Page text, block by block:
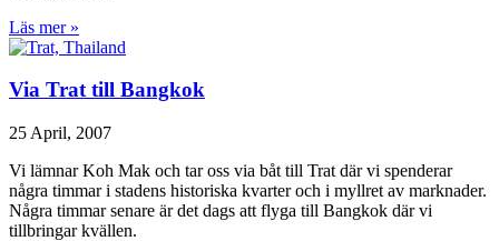
Läs mer »
Via Trat till Bangkok
25 April, 2007
Vi lämnar Koh Mak och tar oss via båt till Trat där vi spenderar
några timmar i stadens historiska kvarter och i myllret av marknader.
Några timmar senare är det dags att flyga till Bangkok där vi
tillbringar kvällen.